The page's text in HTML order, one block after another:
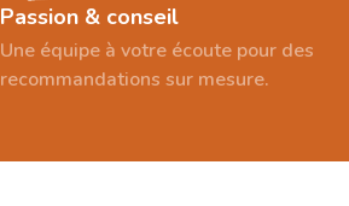
Passion & conseil
Une équipe à votre écoute pour des
recommandations sur mesure.